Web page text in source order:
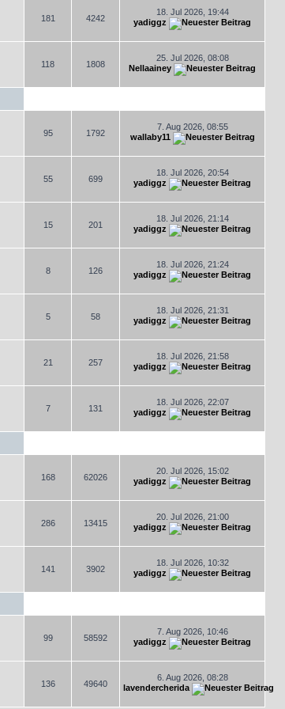
181 4242
18. Jul 2026, 19:44
yadiggz
118 1808
25. Jul 2026, 08:08
Nellaainey
95 1792
7. Aug 2026, 08:55
wallaby11
55 699
18. Jul 2026, 20:54
yadiggz
15 201
18. Jul 2026, 21:14
yadiggz
8 126
18. Jul 2026, 21:24
yadiggz
5 58
18. Jul 2026, 21:31
yadiggz
21 257
18. Jul 2026, 21:58
yadiggz
7 131
18. Jul 2026, 22:07
yadiggz
168 62026
20. Jul 2026, 15:02
yadiggz
286 13415
20. Jul 2026, 21:00
yadiggz
141 3902
18. Jul 2026, 10:32
yadiggz
99 58592
7. Aug 2026, 10:46
yadiggz
136 49640
6. Aug 2026, 08:28
lavendercherida